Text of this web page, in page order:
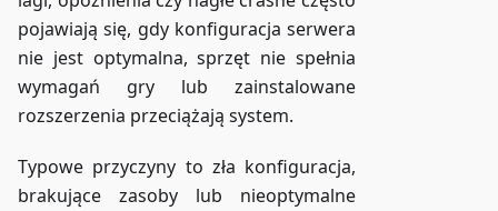
pojawiają się, gdy konfiguracja serwera
nie jest optymalna, sprzęt nie spełnia
wymagań gry lub zainstalowane
rozszerzenia przeciążają system.
Typowe przyczyny to zła konfiguracja,
brakujące zasoby lub nieoptymalne